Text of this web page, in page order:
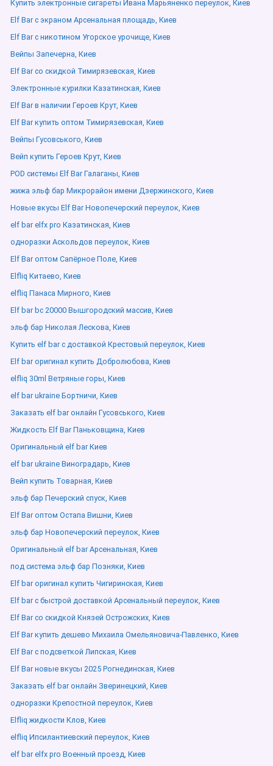
Купить электронные сигареты Ивана Марьяненко переулок, Киев
Elf Bar с экраном Арсенальная площадь, Киев
Elf Bar с никотином Угорское урочище, Киев
Вейпы Запечерна, Киев
Elf Bar со скидкой Тимирязевская, Киев
Электронные курилки Казатинская, Киев
Elf Bar в наличии Героев Крут, Киев
Elf Bar купить оптом Тимирязевская, Киев
Вейпы Гусовського, Киев
Вейп купить Героев Крут, Киев
POD системы Elf Bar Галаганы, Киев
жижа эльф бар Микрорайон имени Дзержинского, Киев
Новые вкусы Elf Bar Новопечерский переулок, Киев
elf bar elfx pro Казатинская, Киев
одноразки Аскольдов переулок, Киев
Elf Bar оптом Сапёрное Поле, Киев
Elfliq Китаево, Киев
elfliq Панаса Мирного, Киев
Elf bar bc 20000 Вышгородский массив, Киев
эльф бар Николая Лескова, Киев
Купить elf bar с доставкой Крестовый переулок, Киев
Elf bar оригинал купить Добролюбова, Киев
elfliq 30ml Ветряные горы, Киев
elf bar ukraine Бортничи, Киев
Заказать elf bar онлайн Гусовського, Киев
Жидкость Elf Bar Паньковщина, Киев
Оригинальный elf bar Киев
elf bar ukraine Виноградарь, Киев
Вейп купить Товарная, Киев
эльф бар Печерский спуск, Киев
Elf Bar оптом Остапа Вишни, Киев
эльф бар Новопечерский переулок, Киев
Оригинальный elf bar Арсенальная, Киев
под система эльф бар Позняки, Киев
Elf bar оригинал купить Чигиринская, Киев
Elf bar с быстрой доставкой Арсенальный переулок, Киев
Elf Bar со скидкой Князей Острожских, Киев
Elf Bar купить дешево Михаила Омельяновича-Павленко, Киев
Elf Bar с подсветкой Липская, Киев
Elf Bar новые вкусы 2025 Рогнединская, Киев
Заказать elf bar онлайн Зверинецкий, Киев
одноразки Крепостной переулок, Киев
Elfliq жидкости Клов, Киев
elfliq Ипсилантиевский переулок, Киев
elf bar elfx pro Военный проезд, Киев